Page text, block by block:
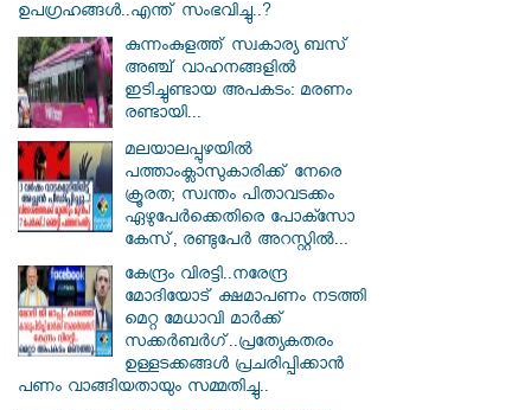
ഉപഗ്രഹങ്ങൾ..എന്ത് സംഭവിച്ചു..?
കുന്നംകുളത്ത് സ്വകാര്യ ബസ്
അഞ്ച് വാഹനങ്ങളിൽ
ഇടിച്ചുണ്ടായ അപകടം: മരണം
രണ്ടായി...
മലയാലപ്പുഴയിൽ
പത്താംക്ലാസുകാരിക്ക് നേരെ
ക്രൂരത; സ്വന്തം പിതാവടക്കം
ഏഴുപേർക്കെതിരെ പോക്സോ
കേസ്, രണ്ടുപേർ അറസ്റ്റിൽ...
കേന്ദ്രം വിരട്ടി..നരേന്ദ്ര
മോദിയോട് ക്ഷമാപണം നടത്തി
മെറ്റ മേധാവി മാർക്ക്
സക്കർബർ​ഗ്..പ്രത്യേകതരം
ഉള്ളടക്കങ്ങൾ പ്രചരിപ്പിക്കാൻ
പണം വാങ്ങിയതായും സമ്മതിച്ചു..